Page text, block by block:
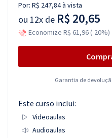
Por: R$ 247,84à vista
ou 12x de R$ 20,65
Economize R$ 61,96 (-20%)
Garantia de
Este curso inclui:
Videoaulas
Audioaulas